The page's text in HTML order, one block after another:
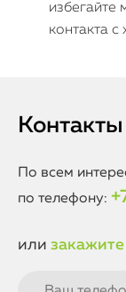
избегайте
контакта
По всем
по телефону:
или